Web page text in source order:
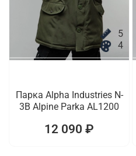
5
4
Парка Alpha Industries N-
3B Alpine Parka AL1200
12 090 ₽